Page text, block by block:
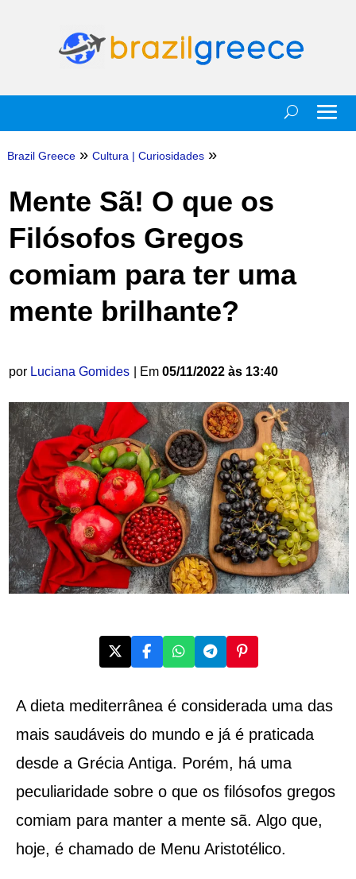
Brazil Greece » Cultura | Curiosidades »
Mente Sã! O que os
Filósofos Gregos
comiam para ter uma
mente brilhante?
por Luciana Gomides | Em 05/11/2022 às 13:40
A dieta mediterrânea é considerada uma das
mais saudáveis do mundo e já é praticada
desde a Grécia Antiga. Porém, há uma
peculiaridade sobre o que os filósofos gregos
comiam para manter a mente sã. Algo que,
hoje, é chamado de Menu Aristotélico.